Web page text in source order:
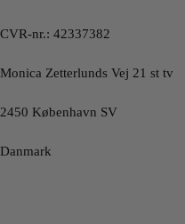
CVR-nr.: 42337382
Monica Zetterlunds Vej 21 st tv
2450 København SV
Danmark